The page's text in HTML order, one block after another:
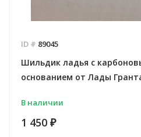
ID # 89045
Шильдик ладья с
основанием от Лады
В наличии
1 450 ₽